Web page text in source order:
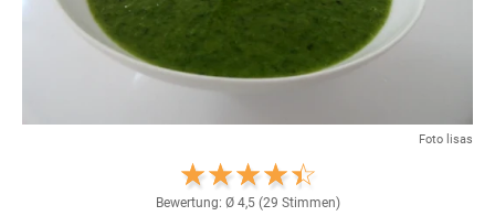
Foto lisas
Bewertung: Ø 4,5(29 Stimmen)